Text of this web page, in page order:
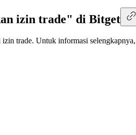
izin trade" di Bitget
trade. Untuk informasi